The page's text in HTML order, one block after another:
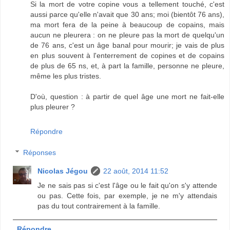
Si la mort de votre copine vous a tellement touché, c'est
aussi parce qu'elle n'avait que 30 ans; moi (bientôt 76 ans),
ma mort fera de la peine à beaucoup de copains, mais
aucun ne pleurera : on ne pleure pas la mort de quelqu'un
de 76 ans, c'est un âge banal pour mourir; je vais de plus
en plus souvent à l'enterrement de copines et de copains
de plus de 65 ns, et, à part la famille, personne ne pleure,
même les plus tristes.
D'où, question : à partir de quel âge une mort ne fait-elle
plus pleurer ?
Répondre
Réponses
Nicolas Jégou
22 août, 2014 11:52
Je ne sais pas si c'est l'âge ou le fait qu'on s'y attende
ou pas. Cette fois, par exemple, je ne m'y attendais
pas du tout contrairement à la famille.